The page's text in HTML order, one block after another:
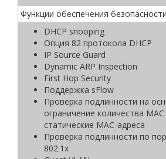
Функции обеспечения безопасности
DHCP snooping
Опция 82 протокола DHCP
IP Source Guard
Dynamic ARP Inspection
First Hop Security
Поддержка sFlow
Проверка подлинности на
ограничение количества
статические MAC-адреса
Проверка подлинности по
802.1x